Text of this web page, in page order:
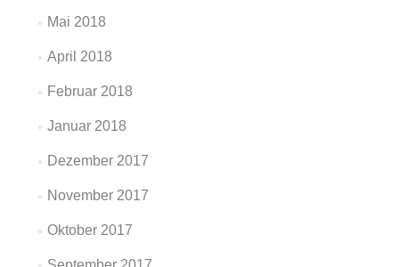
Mai 2018
April 2018
Februar 2018
Januar 2018
Dezember 2017
November 2017
Oktober 2017